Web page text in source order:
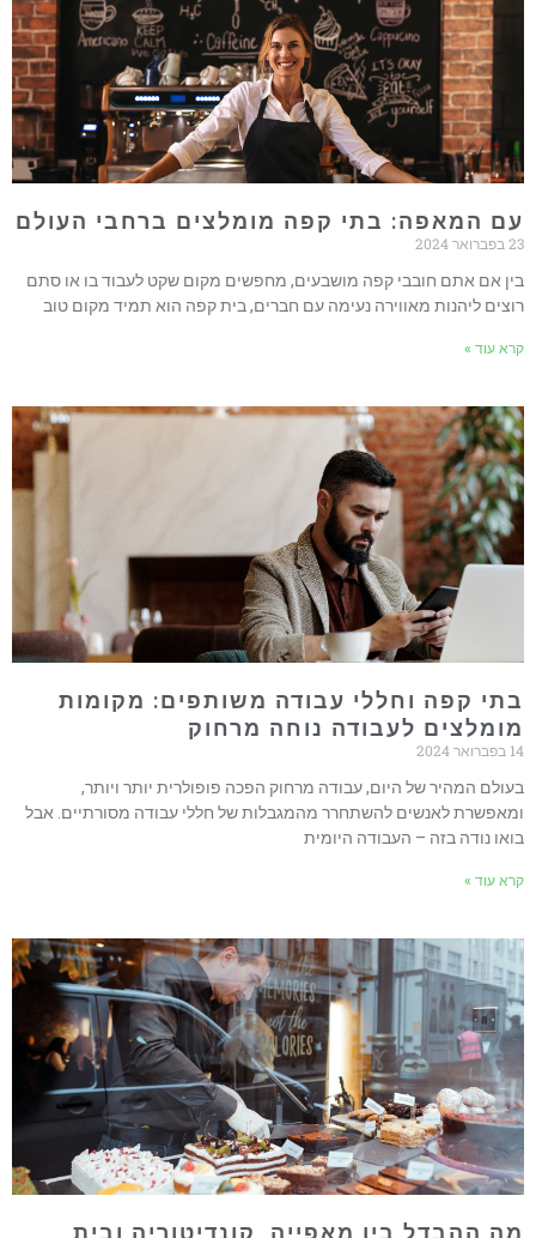
עם המאפה: בתי קפה מומלצים ברחבי העולם
23 בפברואר 2024
בין אם אתם חובבי קפה מושבעים, מחפשים מקום שקט לעבוד בו או סתם
רוצים ליהנות מאווירה נעימה עם חברים, בית קפה הוא תמיד מקום טוב
קרא עוד »
בתי קפה וחללי עבודה משותפים: מקומות
מומלצים לעבודה נוחה מרחוק
14 בפברואר 2024
בעולם המהיר של היום, עבודה מרחוק הפכה פופולרית יותר ויותר,
ומאפשרת לאנשים להשתחרר מהמגבלות של חללי עבודה מסורתיים. אבל
בואו נודה בזה – העבודה היומית
קרא עוד »
מה ההבדל בין מאפייה, קונדיטוריה ובית